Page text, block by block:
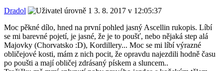
Dradol
3. 8. 2017 v 12:05:37
Moc pěkné dílo, hned na první pohled jasný Ascellin rukopis. Líbí
se mi barevné pojetí, je jasné, že je to poušť, nebo nějaká step alá
Majovky (Chorvatsko :D), Kordillery... Moc se mi líbí výrazné
obličejové kosti, mám z nich pocit, že opravdu najezdili hodně času
po poušti a mají obličej zdrásaný pískem a sluncem..